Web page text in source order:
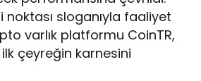
noktası sloganıyla faaliyet
varlık platformu CoinTR,
çeyreğin karnesini